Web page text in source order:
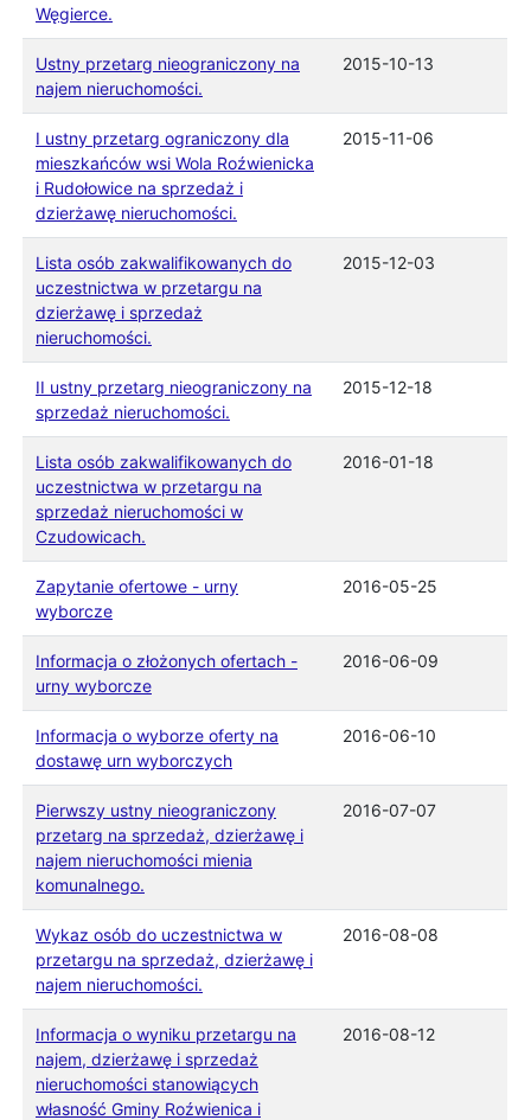
Węgierce.
Ustny przetarg nieograniczony na
najem nieruchomości.
2015-10-13
I ustny przetarg ograniczony dla
mieszkańców wsi Wola Roźwienicka
i Rudołowice na sprzedaż i
dzierżawę nieruchomości.
2015-11-06
Lista osób zakwalifikowanych do
uczestnictwa w przetargu na
dzierżawę i sprzedaż
nieruchomości.
2015-12-03
II ustny przetarg nieograniczony na
sprzedaż nieruchomości.
2015-12-18
Lista osób zakwalifikowanych do
uczestnictwa w przetargu na
sprzedaż nieruchomości w
Czudowicach.
2016-01-18
Zapytanie ofertowe - urny
wyborcze
2016-05-25
Informacja o złożonych ofertach -
urny wyborcze
2016-06-09
Informacja o wyborze oferty na
dostawę urn wyborczych
2016-06-10
Pierwszy ustny nieograniczony
przetarg na sprzedaż, dzierżawę i
najem nieruchomości mienia
komunalnego.
2016-07-07
Wykaz osób do uczestnictwa w
przetargu na sprzedaż, dzierżawę i
najem nieruchomości.
2016-08-08
Informacja o wyniku przetargu na
najem, dzierżawę i sprzedaż
nieruchomości stanowiących
własność Gminy Roźwienica i
2016-08-12